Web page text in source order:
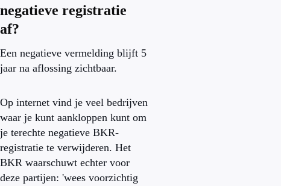
negatieve registratie
af?
Een negatieve vermelding blijft 5
jaar na aflossing zichtbaar.
Op internet vind je veel bedrijven
waar je kunt aankloppen kunt om
je terechte negatieve BKR-
registratie te verwijderen. Het
BKR waarschuwt echter voor
deze partijen: 'wees voorzichtig